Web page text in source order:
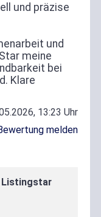
13:23 Uhr
melden
und präzise
und
meine
bei
Klare
Listingstar